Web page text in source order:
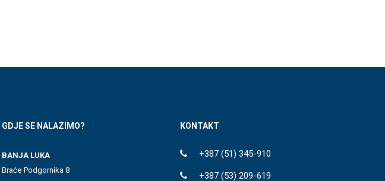
GDJE SE NALAZIMO?
BANJA LUKA
Braće Podgornika 8
KONTAKT
+387 (51) 345-910
+387 (53) 209-619